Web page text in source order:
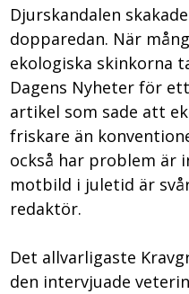
Djurskandalen
dopparedan. När
ekologiska skinkorna
Dagens Nyheter för
artikel som sade att
friskare än
också har problem är
motbild i juletid är
redaktör.
Det allvarligaste
den intervjuade